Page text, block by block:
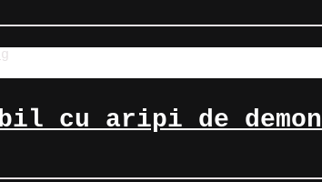
cu aripi de demon